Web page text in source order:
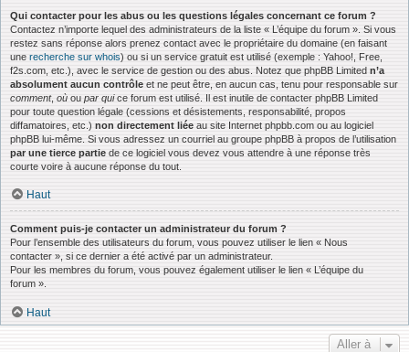
Qui contacter pour les abus ou les questions légales concernant ce forum ?
Contactez n’importe lequel des administrateurs de la liste « L’équipe du forum ». Si vous
restez sans réponse alors prenez contact avec le propriétaire du domaine (en faisant
une recherche sur whois) ou si un service gratuit est utilisé (exemple : Yahoo!, Free,
f2s.com, etc.), avec le service de gestion ou des abus. Notez que phpBB Limited n’a
absolument aucun contrôle et ne peut être, en aucun cas, tenu pour responsable sur
comment, où ou par quice forum est utilisé. Il est inutile de contacter phpBB Limited
pour toute question légale (cessions et désistements, responsabilité, propos
diffamatoires, etc.) non directement liée au site Internet phpbb.com ou au logiciel
phpBB lui-même. Si vous adressez un courriel au groupe phpBB à propos de l’utilisation
par une tierce partie de ce logiciel vous devez vous attendre à une réponse très
courte voire à aucune réponse du tout.
Haut
Comment puis-je contacter un administrateur du forum ?
Pour l’ensemble des utilisateurs du forum, vous pouvez utiliser le lien « Nous
contacter », si ce dernier a été activé par un administrateur.
Pour les membres du forum, vous pouvez également utiliser le lien « L’équipe du
forum ».
Haut
Aller à